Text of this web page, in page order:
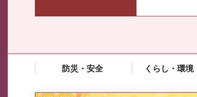
防災・安全 くらし・環境